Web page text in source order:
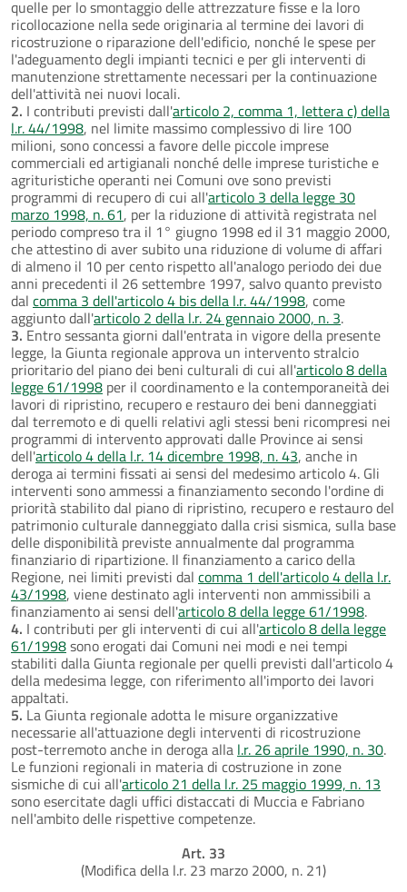
quelle per lo smontaggio delle attrezzature fisse e la loro
ricollocazione nella sede originaria al termine dei lavori di
ricostruzione o riparazione dell'edificio, nonché le spese per
l'adeguamento degli impianti tecnici e per gli interventi di
manutenzione strettamente necessari per la continuazione
dell'attività nei nuovi locali.
2. I contributi previsti dall'articolo 2, comma 1, lettera c) della
l.r. 44/1998, nel limite massimo complessivo di lire 100
milioni, sono concessi a favore delle piccole imprese
commerciali ed artigianali nonché delle imprese turistiche e
agrituristiche operanti nei Comuni ove sono previsti
programmi di recupero di cui all'articolo 3 della legge 30
marzo 1998, n. 61, per la riduzione di attività registrata nel
periodo compreso tra il 1° giugno 1998 ed il 31 maggio 2000,
che attestino di aver subito una riduzione di volume di affari
di almeno il 10 per cento rispetto all'analogo periodo dei due
anni precedenti il 26 settembre 1997, salvo quanto previsto
dal comma 3 dell'articolo 4 bis della l.r. 44/1998, come
aggiunto dall'articolo 2 della l.r. 24 gennaio 2000, n. 3.
3. Entro sessanta giorni dall'entrata in vigore della presente
legge, la Giunta regionale approva un intervento stralcio
prioritario del piano dei beni culturali di cui all'articolo 8 della
legge 61/1998 per il coordinamento e la contemporaneità dei
lavori di ripristino, recupero e restauro dei beni danneggiati
dal terremoto e di quelli relativi agli stessi beni ricompresi nei
programmi di intervento approvati dalle Province ai sensi
dell'articolo 4 della l.r. 14 dicembre 1998, n. 43, anche in
deroga ai termini fissati ai sensi del medesimo articolo 4. Gli
interventi sono ammessi a finanziamento secondo l'ordine di
priorità stabilito dal piano di ripristino, recupero e restauro del
patrimonio culturale danneggiato dalla crisi sismica, sulla base
delle disponibilità previste annualmente dal programma
finanziario di ripartizione. Il finanziamento a carico della
Regione, nei limiti previsti dal comma 1 dell'articolo 4 della l.r.
43/1998, viene destinato agli interventi non ammissibili a
finanziamento ai sensi dell'articolo 8 della legge 61/1998.
4. I contributi per gli interventi di cui all'articolo 8 della legge
61/1998sono erogati dai Comuni nei modi e nei tempi
stabiliti dalla Giunta regionale per quelli previsti dall'articolo 4
della medesima legge, con riferimento all'importo dei lavori
appaltati.
5. La Giunta regionale adotta le misure organizzative
necessarie all'attuazione degli interventi di ricostruzione
post-terremoto anche in deroga alla l.r. 26 aprile 1990, n. 30.
Le funzioni regionali in materia di costruzione in zone
sismiche di cui all'articolo 21 della l.r. 25 maggio 1999, n. 13
sono esercitate dagli uffici distaccati di Muccia e Fabriano
nell'ambito delle rispettive competenze.
Art. 33
(Modifica della l.r. 23 marzo 2000, n. 21)